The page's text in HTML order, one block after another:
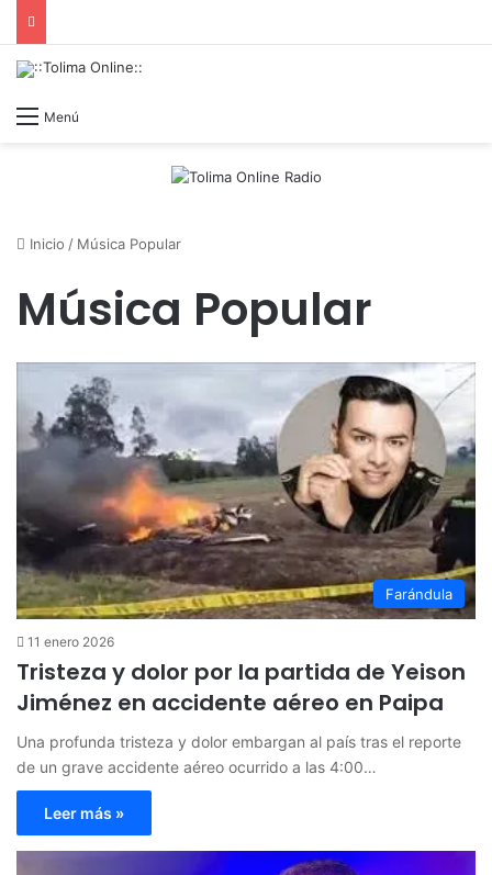
Menú
Inicio / Música Popular
Música Popular
Farándula
11 enero 2026
Tristeza y dolor por la partida de Yeison
Jiménez en accidente aéreo en Paipa
Una profunda tristeza y dolor embargan al país tras el reporte
de un grave accidente aéreo ocurrido a las 4:00…
Leer más »